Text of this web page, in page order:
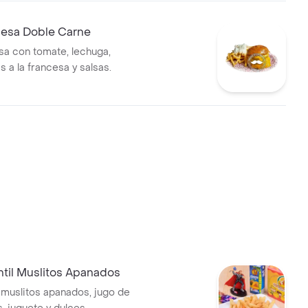
Doble Carne
con tomate, lechuga,
a la francesa y salsas.
Muslitos Apanados
apanados, jugo de